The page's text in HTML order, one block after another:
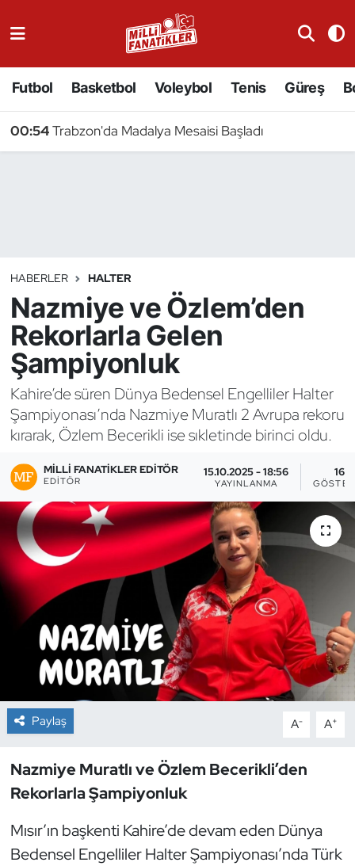
Futbol Basketbol Voleybol Tenis Güreş
00:54Trabzon'da Madalya Mesaisi Başladı
HABERLER HALTER
Nazmiye ve Özlem’den
Rekorlarla Gelen
Şampiyonluk
Kahire’de süren Dünya Bedensel Engelliler Halter
Şampiyonası’nda Nazmiye Muratlı 2 Avrupa rekoru
kırarak, Özlem Becerikli ise sıkletinde birinci oldu.
MILLI FANATIKLER EDITÖR
EDITÖR
15.10.2025 - 18:56
YAYINLANMA
16
Paylaş A- A+
Nazmiye Muratlı ve Özlem Becerikli’den
Rekorlarla Şampiyonluk
Mısır’ın başkenti Kahire’de devam eden Dünya
Bedensel Engelliler Halter Şampiyonası’nda Türk
Badminton
Binicilik
Bisiklet
Bocce Bowling Dart
Boks
Briç
Buz Hokeyi
Buz Pateni
Çim Hokeyi
Cimnastik
Curling
Dağcılık
Dövüş Sanatı
E-Spor